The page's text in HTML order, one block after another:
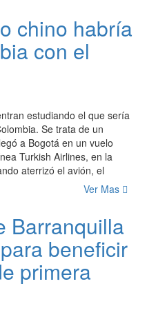
chino habría
con el
estudiando el que sería
Se trata de un
a Bogotá en un vuelo
Turkish Airlines, en la
aterrizó el avión, el
Ver Mas
Barranquilla
beneficir
primera